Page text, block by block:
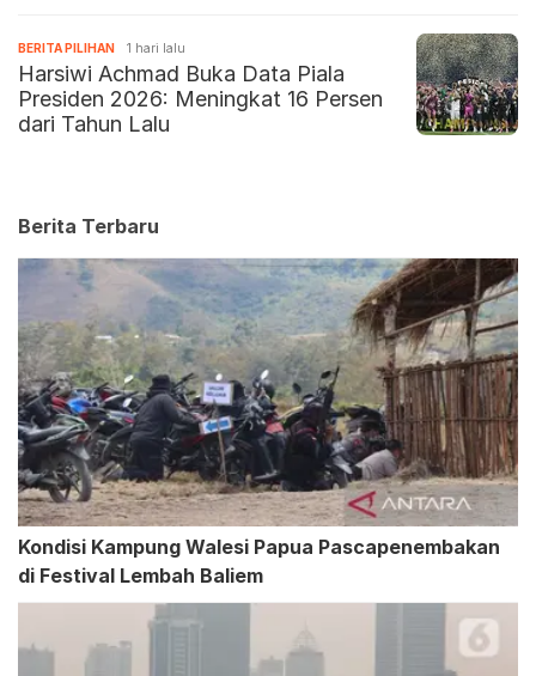
BERITA PILIHAN 1 hari lalu
Harsiwi Achmad Buka Data Piala
Presiden 2026: Meningkat 16 Persen
dari Tahun Lalu
Berita Terbaru
Kondisi Kampung Walesi Papua Pascapenembakan
di Festival Lembah Baliem